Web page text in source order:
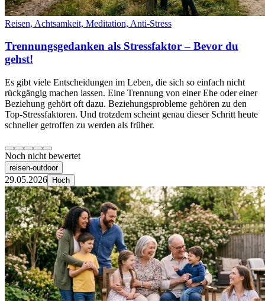
Reisen, Achtsamkeit, Meditation, Anti-Stress
Trennungsgedanken als Stressfaktor – Bevor du
gehst!
Es gibt viele Entscheidungen im Leben, die sich so einfach nicht
rückgängig machen lassen. Eine Trennung von einer Ehe oder einer
Beziehung gehört oft dazu. Beziehungsprobleme gehören zu den
Top-Stressfaktoren. Und trotzdem scheint genau dieser Schritt heute
schneller getroffen zu werden als früher.
Noch nicht bewertet
reisen-outdoor
29.05.2026 Hoch